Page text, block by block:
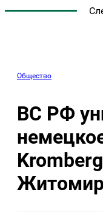
Общество
ВС РФ